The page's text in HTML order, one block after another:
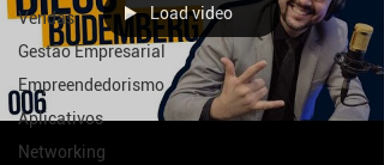
Vendas
Gestão Empresarial
Empreendedorismo
Aplicativos
Networking
Load video